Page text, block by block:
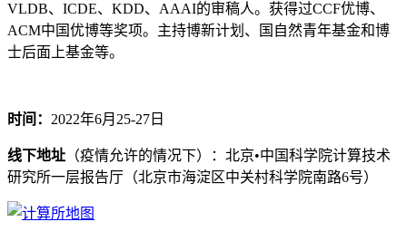
VLDB、ICDE、KDD、AAAI的审稿人。获得过CCF优博、
ACM中国优博等奖项。主持博新计划、国自然青年基金和博
士后面上基金等。
时间： 2022年6月25-27日
线下地址 （疫情允许的情况下）：北京•中国科学院计算技术
研究所一层报告厅（北京市海淀区中关村科学院南路6号）